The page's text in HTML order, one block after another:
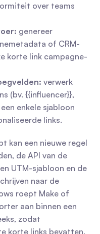
over teams
genereer
of CRM-
korte link campagne-
verwerk
(bv. {{influencer}},
enkele sjabloon
links.
kan een nieuwe regel
de API van de
UTM-sjabloon en de
naar de
roept Make of
aan binnen een
zodat
korte links bevatten.